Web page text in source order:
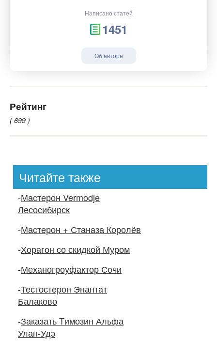
Написано статей
1451
Об авторе
Рейтинг
( 699 )
Читайте также
-Мастерон Vermodje
Лесосибирск
-Мастерон + Станаза Королёв
-Хорагон со скидкой Муром
-Механогроуфактор Сочи
-Тестостерон Энантат
Балаково
-Заказать Tимозин Альфа
Улан-Удэ